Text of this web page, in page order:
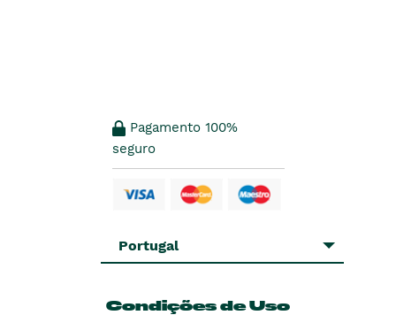
Pagamento 100%
seguro
Portugal
Condições de Uso